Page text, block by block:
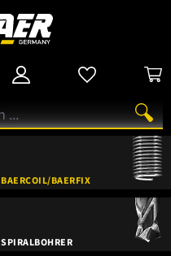
BAERCOIL/BAERFIX
SPIRALBOHRER